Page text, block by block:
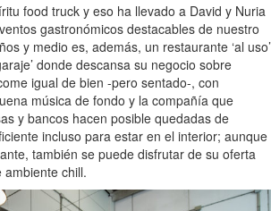
food truck y eso ha llevado a David y Nuria
gastronómicos destacables de nuestro
y medio es, además, un restaurante ‘al uso’
donde descansa su negocio sobre
igual de bien -pero sentado-, con
música de fondo y la compañía que
y bancos hacen posible quedadas de
incluso para estar en el interior; aunque
también se puede disfrutar de su oferta
chill.